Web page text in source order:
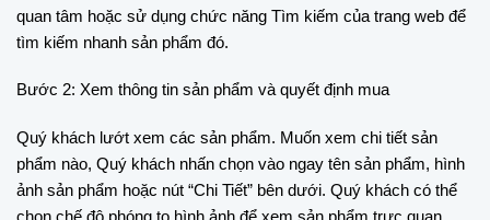
quan tâm hoặc sử dụng chức năng Tìm kiếm của trang web để
tìm kiếm nhanh sản phẩm đó.
Bước 2: Xem thông tin sản phẩm và quyết định mua
Quý khách lướt xem các sản phẩm. Muốn xem chi tiết sản
phẩm nào, Quý khách nhấn chọn vào ngay tên sản phẩm, hình
ảnh sản phẩm hoặc nút “Chi Tiết” bên dưới. Quý khách có thể
chọn chế độ phóng to hình ảnh để xem sản phẩm trực quan